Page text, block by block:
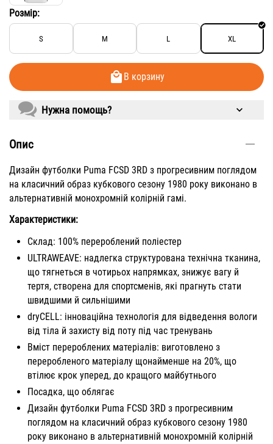
Розмір:
S M L XL
В корзину
Нужна помощь?
Опис
Дизайн футболки Puma FCSD 3RD з прогресивним поглядом
на класичний образ кубкового сезону 1980 року виконано в
альтернативній монохромній колірній гамі.
Характеристики:
Склад: 100% перероблений поліестер
ULTRAWEAVE: надлегка структурована технічна тканина,
що тягнеться в чотирьох напрямках, знижує вагу й
тертя, створена для спортсменів, які прагнуть стати
швидшими й сильнішими
dryCELL: інноваційна технологія для відведення вологи
від тіла й захисту від поту під час тренувань
Вміст перероблених матеріалів: виготовлено з
переробленого матеріалу щонайменше на 20%, що
втілює крок уперед, до кращого майбутнього
Посадка, що облягає
Дизайн футболки Puma FCSD 3RD з прогресивним
поглядом на класичний образ кубкового сезону 1980
року виконано в альтернативній монохромній колірній